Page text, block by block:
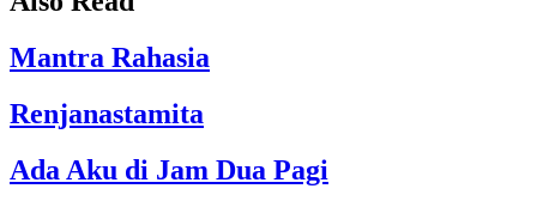
Mantra Rahasia
Renjanastamita
Ada Aku di Jam Dua Pagi